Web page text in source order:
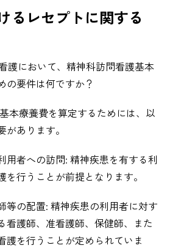
るレセプトに関する
護において、精神科訪問看護基本
の要件は何ですか？
本療養費を算定するためには、以
あります。
用者への訪問: 精神疾患を有する利
を行うことが前提となります。
等の配置: 精神疾患の利用者に対す
看護師、准看護師、保健師、また
護を行うことが定められていま